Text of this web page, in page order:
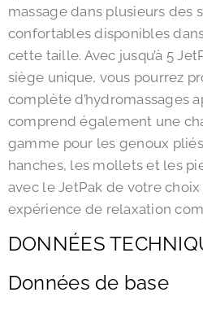
massage dans plusieurs des
confortables disponibles
cette taille. Avec jusqu’à 5
siège unique, vous pourrez
complète d’hydromassages
comprend également une
gamme pour les genoux
hanches, les mollets et les
avec le JetPak de votre
expérience de relaxation
DONNÉES
Données de base